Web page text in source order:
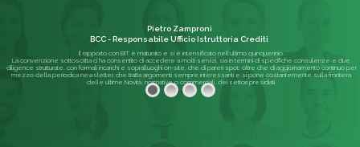
Il rapporto con BIT è maturato e si è intensificato nell'ultimo quinquennio.
La convenzione sottoscritta ci ha consentito di accedere a molti servizi, sia in termini di specifiche consulenze e due
diligence strutturate, con formali incarichi e sopralluoghi on-site, che di pareri spot; oltre che di aggiornamento continuo per
mezzo della periodica newsletter, che tratta argomenti sempre interessanti e si pone costantemente sulla frontiera
delle ultime Novità, normative o commerciali, dei settori presidiati.
Pietro Zamproni
BCC - Responsabile Ufficio Istruttoria Crediti
Leggi di più